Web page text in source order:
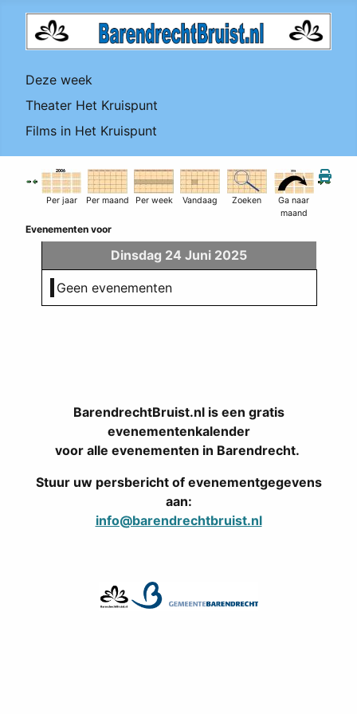
Deze week
Theater Het Kruispunt
Films in Het Kruispunt
Per jaar Per maand Per week Vandaag Zoeken
Ga naar
maand
Evenementen voor
Dinsdag 24 Juni 2025
Geen evenementen
BarendrechtBruist.nl is een gratis
evenementenkalender
voor alle evenementen in Barendrecht.
Stuur uw persbericht of evenementgegevens
aan:
info@barendrechtbruist.nl